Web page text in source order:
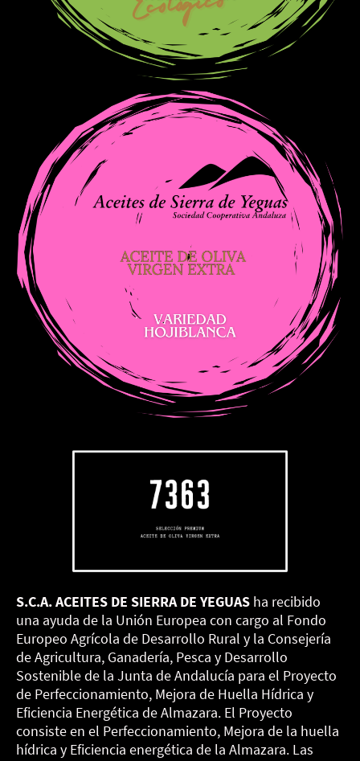
S.C.A. ACEITES DE SIERRA DE YEGUAS ha recibido
una ayuda de la Unión Europea con cargo al Fondo
Europeo Agrícola de Desarrollo Rural y la Consejería
de Agricultura, Ganadería, Pesca y Desarrollo
Sostenible de la Junta de Andalucía para el Proyecto
de Perfeccionamiento, Mejora de Huella Hídrica y
Eficiencia Energética de Almazara. El Proyecto
consiste en el Perfeccionamiento, Mejora de la huella
hídrica y Eficiencia energética de la Almazara. Las